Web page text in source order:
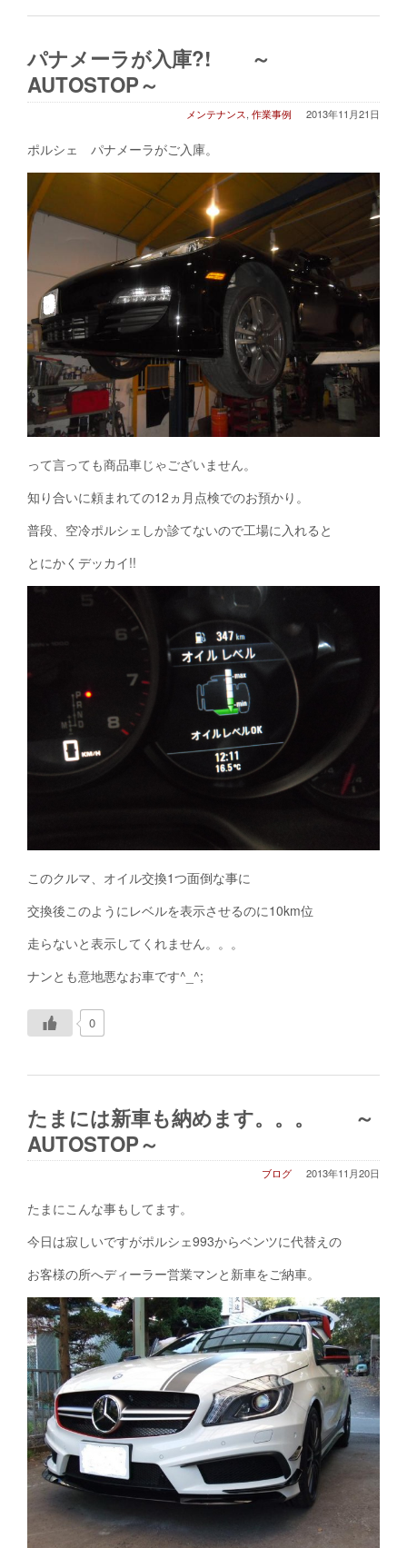
パナメーラが入庫?! ～
AUTOSTOP～
2013年11月21日
メンテナンス,作業事例
ポルシェ パナメーラがご入庫。
って言っても商品車じゃございません。
知り合いに頼まれての12ヵ月点検でのお預かり。
普段、空冷ポルシェしか診てないので工場に入れると
とにかくデッカイ!!
このクルマ、オイル交換1つ面倒な事に
交換後このようにレベルを表示させるのに10km位
走らないと表示してくれません。。。
ナンとも意地悪なお車です^_^;
0
たまには新車も納めます。。。 ～
AUTOSTOP～
2013年11月20日
ブログ
たまにこんな事もしてます。
今日は寂しいですがポルシェ993からベンツに代替えの
お客様の所へディーラー営業マンと新車をご納車。